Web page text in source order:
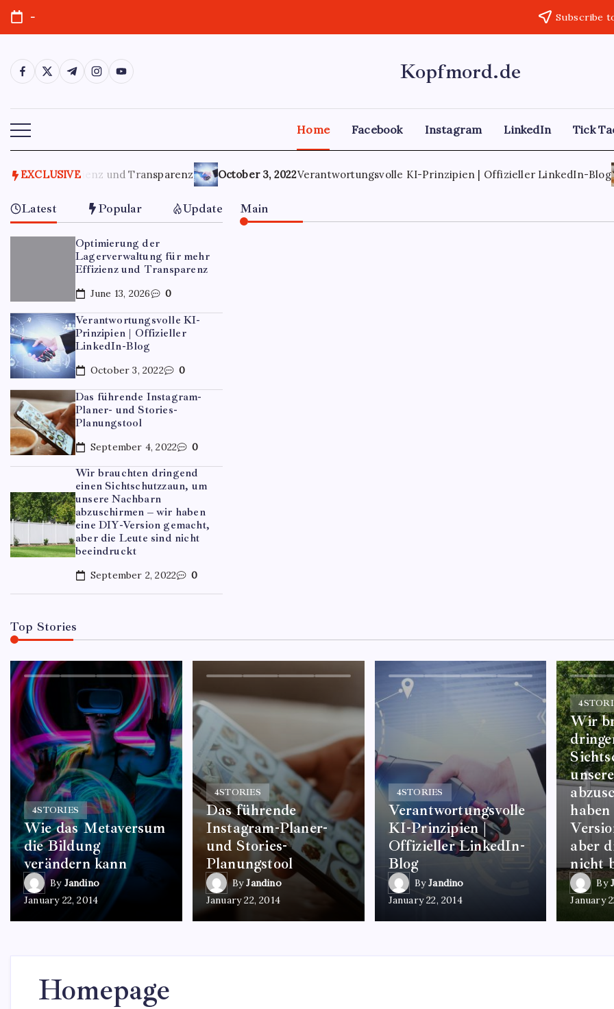
- Subscribe
Kopfmord.de
Home Facebook Instagram LinkedIn Tick
EXCLUSIVE
Effizienz und Transparenz October 3, 2022Verantwortungsvolle KI-Prinzipien | Offizieller LinkedIn-Blog
Latest Popular Update
Optimierung der
Lagerverwaltung für mehr
Effizienz und Transparenz
June 13, 2026 0
Verantwortungsvolle KI-
Prinzipien | Offizieller
LinkedIn-Blog
October 3, 2022 0
Das führende Instagram-
Planer- und Stories-
Planungstool
September 4, 2022 0
Wir brauchten dringend
einen Sichtschutzzaun, um
unsere Nachbarn
abzuschirmen – wir haben
eine DIY-Version gemacht,
aber die Leute sind nicht
beeindruckt
September 2, 2022 0
Main
Top Stories
4STORIES
Wie das Metaversum
die Bildung
verändern kann
By Jandino
January 22, 2014
4STORIES
Das führende
Instagram-Planer-
und Stories-
Planungstool
By Jandino
January 22, 2014
4STORIES
Verantwortungsvolle
KI-Prinzipien |
Offizieller LinkedIn-
Blog
By Jandino
January 22, 2014
4
Wir
aber
nicht
By
January
Homepage